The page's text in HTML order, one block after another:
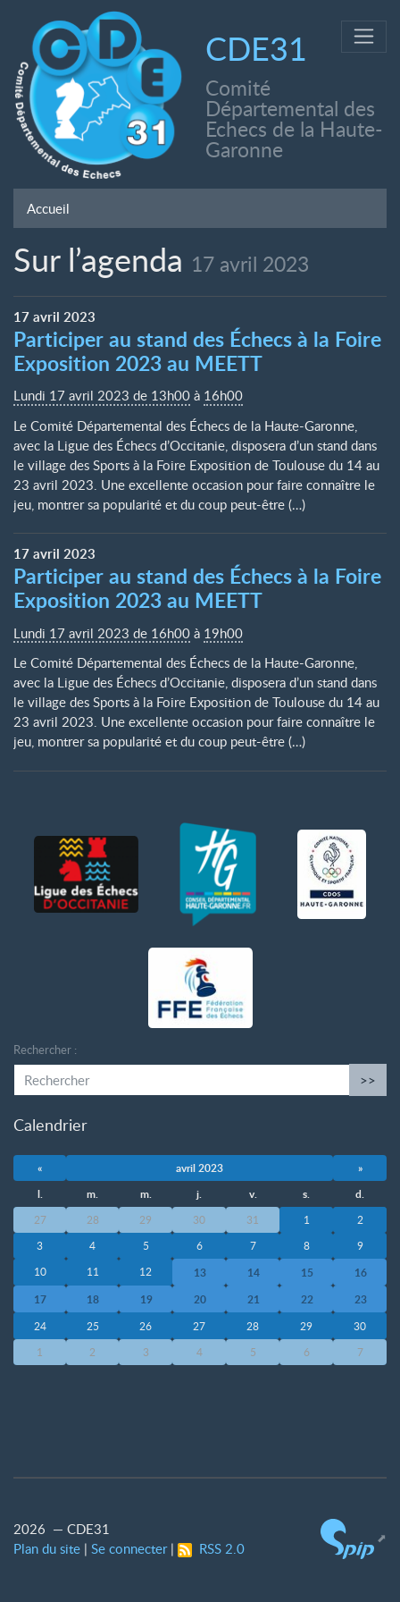
CDE31
Comité
Départemental des
Echecs de la Haute-
Garonne
Accueil
Sur l’agenda 17 avril 2023
17avril 2023
Participer au stand des Échecs à la Foire
Exposition 2023 au MEETT
Lundi 17 avril 2023 de 13h00 à 16h00
Le Comité Départemental des Échecs de la Haute-Garonne,
avec la Ligue des Échecs d’Occitanie, disposera d’un stand dans
le village des Sports à la Foire Exposition de Toulouse du 14 au
23 avril 2023. Une excellente occasion pour faire connaître le
jeu, montrer sa popularité et du coup peut-être (…)
17avril 2023
Participer au stand des Échecs à la Foire
Exposition 2023 au MEETT
Lundi 17 avril 2023 de 16h00 à 19h00
Le Comité Départemental des Échecs de la Haute-Garonne,
avec la Ligue des Échecs d’Occitanie, disposera d’un stand dans
le village des Sports à la Foire Exposition de Toulouse du 14 au
23 avril 2023. Une excellente occasion pour faire connaître le
jeu, montrer sa popularité et du coup peut-être (…)
Rechercher :
>>
Calendrier
« avril 2023
»
l.
m. m. j. v. s. d.
27 28 29 30 31 1
2
3
4 5 6 7 8
9
10
11 12 13 14 15
16
17
18 19 20 21 22 23
24 25 26 27 28 29
30
1
2 3 4 5 6 7
2026 — CDE31
Plan du site | Se connecter| RSS 2.0